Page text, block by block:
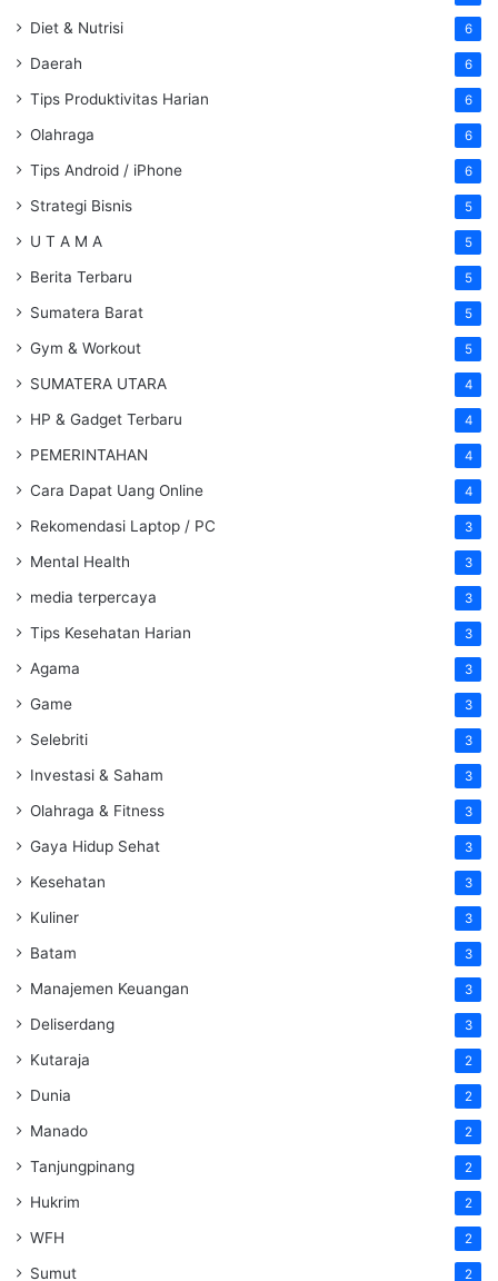
Diet & Nutrisi 6
Daerah 6
Tips Produktivitas Harian 6
Olahraga 6
Tips Android / iPhone 6
Strategi Bisnis 5
U T A M A 5
Berita Terbaru 5
Sumatera Barat 5
Gym & Workout 5
SUMATERA UTARA 4
HP & Gadget Terbaru 4
PEMERINTAHAN 4
Cara Dapat Uang Online 4
Rekomendasi Laptop / PC 3
Mental Health 3
media terpercaya 3
Tips Kesehatan Harian 3
Agama 3
Game 3
Selebriti 3
Investasi & Saham 3
Olahraga & Fitness 3
Gaya Hidup Sehat 3
Kesehatan 3
Kuliner 3
Batam 3
Manajemen Keuangan 3
Deliserdang 3
Kutaraja 2
Dunia 2
Manado 2
Tanjungpinang 2
Hukrim 2
WFH 2
Sumut 2